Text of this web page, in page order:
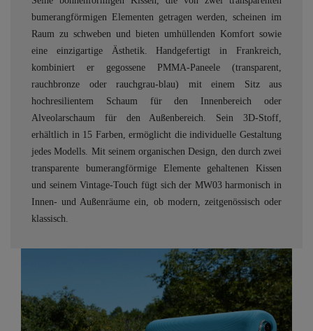
bumerangförmigen Elementen getragen werden, scheinen im
Raum zu schweben und bieten umhüllenden Komfort sowie
eine einzigartige Ästhetik. Handgefertigt in Frankreich,
kombiniert er gegossene PMMA-Paneele (transparent,
rauchbronze oder rauchgrau-blau) mit einem Sitz aus
hochresilientem Schaum für den Innenbereich oder
Alveolarschaum für den Außenbereich. Sein 3D-Stoff,
erhältlich in 15 Farben, ermöglicht die individuelle Gestaltung
jedes Modells. Mit seinem organischen Design, den durch zwei
transparente bumerangförmige Elemente gehaltenen Kissen
und seinem Vintage-Touch fügt sich der MW03 harmonisch in
Innen- und Außenräume ein, ob modern, zeitgenössisch oder
klassisch.